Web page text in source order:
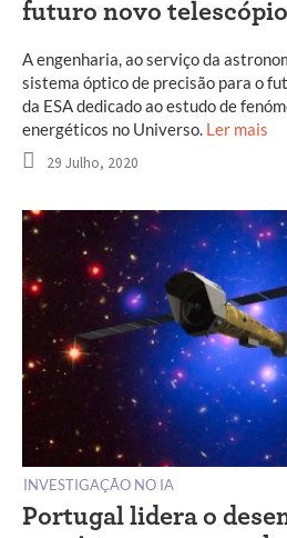
futuro novo
A engenharia, ao serviço da
sistema óptico de precisão para o
da ESA dedicado ao estudo de
energéticos no Universo. Ler mais
29 Julho, 2020
INVESTIGAÇÃO NO IA
Portugal lidera o